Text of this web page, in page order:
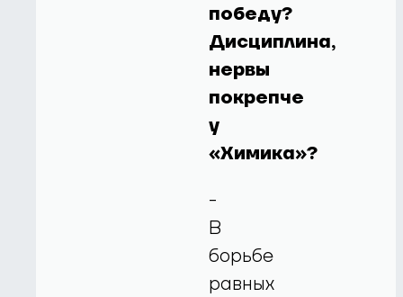
победу?
Дисциплина,
нервы
покрепче
у
«Химика»?
-
В
борьбе
равных